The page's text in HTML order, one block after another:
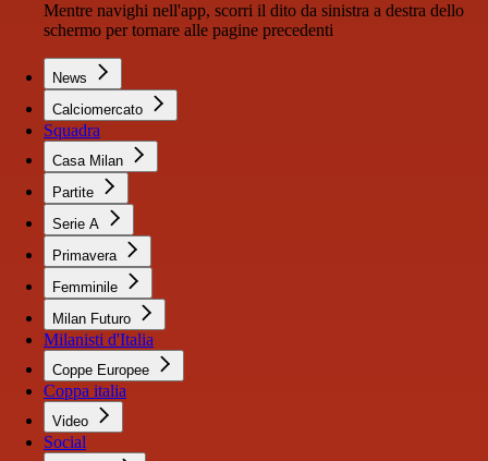
Mentre navighi nell'app, scorri il dito da sinistra a destra dello
schermo per tornare alle pagine precedenti
News
Calciomercato
Squadra
Casa Milan
Partite
Serie A
Primavera
Femminile
Milan Futuro
Milanisti d'Italia
Coppe Europee
Coppa italia
Video
Social